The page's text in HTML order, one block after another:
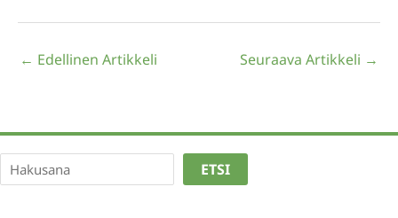
← Edellinen Artikkeli Seuraava Artikkeli →
Etsi
ETSI